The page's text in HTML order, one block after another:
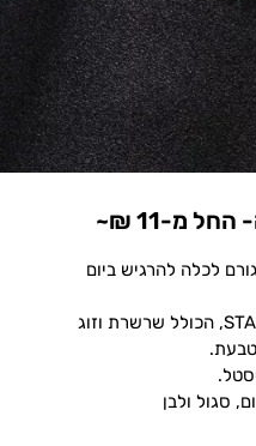
מ-11 ₪~
לכלה להרגיש ביום
סט תכשיטים של המותג STALAIT, הכולל שרשרת וזוג
סגול ולבן